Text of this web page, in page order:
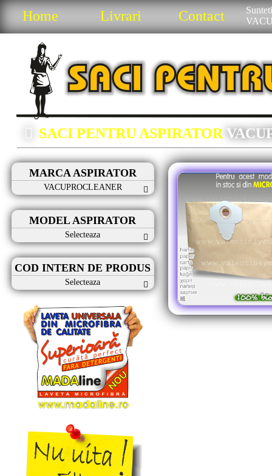
Home Livrari Contact
SACI PENTRU ASPIRATOR
MARCA ASPIRATOR
VACUPROCLEANER
MODEL ASPIRATOR
Selecteaza
COD INTERN DE PRODUS
Selecteaza